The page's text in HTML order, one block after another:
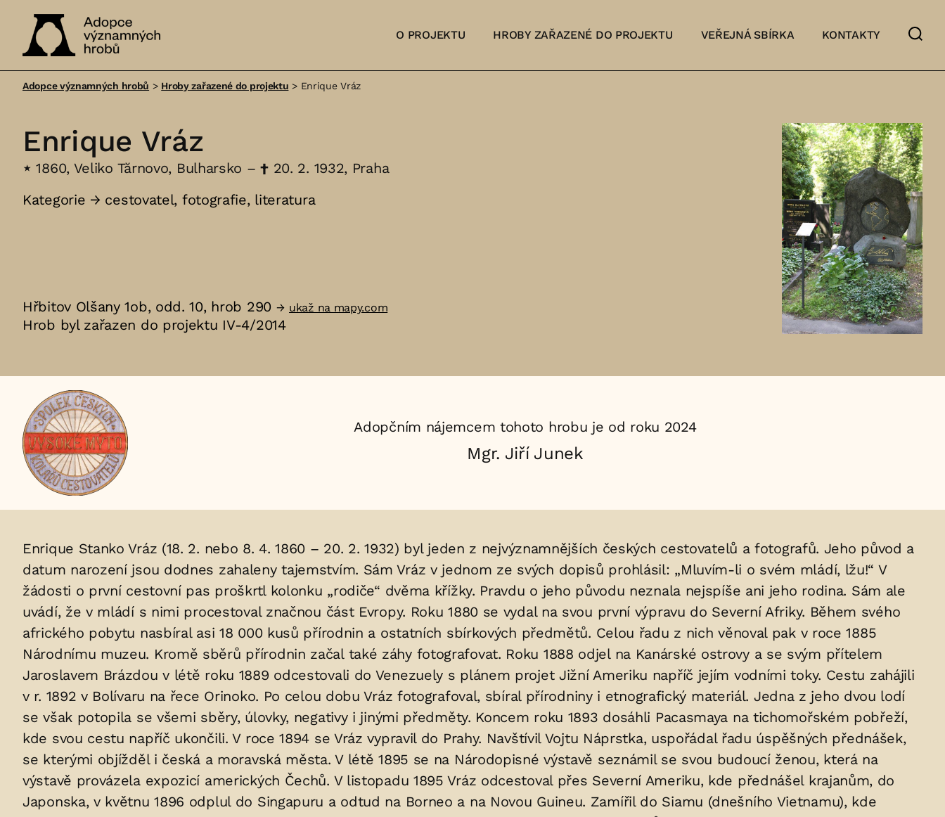
významných
O PROJEKTU HROBY ZAŘAZENÉ DO PROJEKTU VEŘEJNÁ SBÍRKA KONTAKTY
Adopce významných hrobů > Hroby zařazené do projektu > Enrique Vráz
Enrique Vráz
⋆ 1860, Veliko Tărnovo, Bulharsko –†20. 2. 1932, Praha
Kategorie → cestovatel, fotografie, literatura
Hřbitov Olšany 1ob, odd. 10, hrob 290 → ukaž na mapy.com
Hrob byl zařazen do projektu IV-4/2014
Aktuální
adopční
nájemce:
Adopčním nájemcem tohoto hrobu je od roku 2024
Mgr. Jiří Junek
Životopis
osoby/osob
uložených
v
hrobu:
Enrique Stanko Vráz (18. 2. nebo 8. 4. 1860 – 20. 2. 1932) byl jeden z nejvýznamnějších českých cestovatelů a fotografů. Jeho původ a
datum narození jsou dodnes zahaleny tajemstvím. Sám Vráz v jednom ze svých dopisů prohlásil: „Mluvím-li o svém mládí, lžu!“ V
žádosti o první cestovní pas proškrtl kolonku „rodiče“ dvěma křížky. Pravdu o jeho původu neznala nejspíše ani jeho rodina. Sám ale
uvádí, že v mládí s nimi procestoval značnou část Evropy. Roku 1880 se vydal na svou první výpravu do Severní Afriky. Během svého
afrického pobytu nasbíral asi 18 000 kusů přírodnin a ostatních sbírkových předmětů. Celou řadu z nich věnoval pak v roce 1885
Národnímu muzeu. Kromě sběrů přírodnin začal také záhy fotografovat. Roku 1888 odjel na Kanárské ostrovy a se svým přítelem
Jaroslavem Brázdou v létě roku 1889 odcestovali do Venezuely s plánem projet Jižní Ameriku napříč jejím vodními toky. Cestu zahájili
v r. 1892 v Bolívaru na řece Orinoko. Po celou dobu Vráz fotografoval, sbíral přírodniny i etnografický materiál. Jedna z jeho dvou lodí
se však potopila se všemi sběry, úlovky, negativy i jinými předměty. Koncem roku 1893 dosáhli Pacasmaya na tichomořském pobřeží,
kde svou cestu napříč ukončili. V roce 1894 se Vráz vypravil do Prahy. Navštívil Vojtu Náprstka, uspořádal řadu úspěšných přednášek,
se kterými objížděl i česká a moravská města. V létě 1895 se na Národopisné výstavě seznámil se svou budoucí ženou, která na
výstavě provázela expozicí amerických Čechů. V listopadu 1895 Vráz odcestoval přes Severní Ameriku, kde přednášel krajanům, do
Japonska, v květnu 1896 odplul do Singapuru a odtud na Borneo a na Novou Guineu. Zamířil do Siamu (dnešního Vietnamu), kde